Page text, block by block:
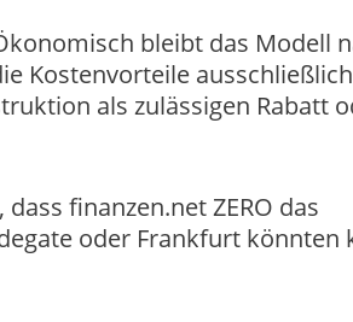
bleibt das Modell
Kostenvorteile
als zulässigen Rabatt
finanzen.net ZERO das
oder Frankfurt könnten